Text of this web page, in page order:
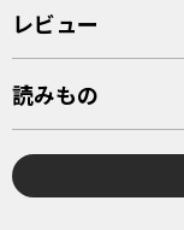
レビュー
読みもの